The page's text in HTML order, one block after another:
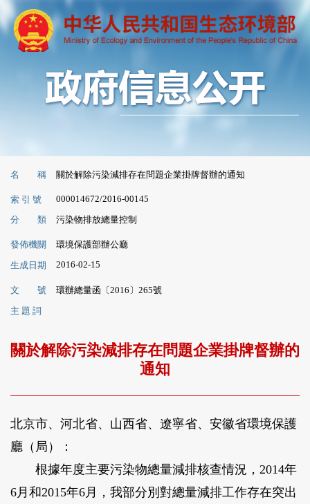
名 稱 關於解除污染減排存在問題企業掛牌督辦的通知
索 引 號 000014672/2016-00145
分 類 污染物排放總量控制
發佈機關
環境保護部辦公廳
生成日期
2016-02-15
文 號
環辦總量函〔2016〕265號
主 題 詞
關於解除污染減排存在問題企業掛牌督辦的
通知
北京市、河北省、山西省、遼寧省、安徽省環境保護
廳（局）：
根據年度主要污染物總量減排核查情況，2014年
6月和2015年6月，我部分別對總量減排工作存在突出